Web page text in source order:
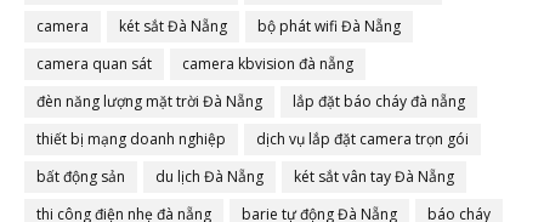
camera
két sắt Đà Nẵng
bộ phát wifi Đà Nẵng
camera quan sát
camera kbvision đà nẵng
đèn năng lượng mặt trời Đà Nẵng
lắp đặt báo cháy đà nẵng
thiết bị mạng doanh nghiệp
dịch vụ lắp đặt camera trọn gói
bất động sản
du lịch Đà Nẵng
két sắt vân tay Đà Nẵng
thi công điện nhẹ đà nẵng
barie tự động Đà Nẵng báo cháy